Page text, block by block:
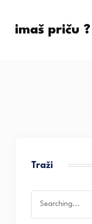
imaš priču ?
Traži
for: